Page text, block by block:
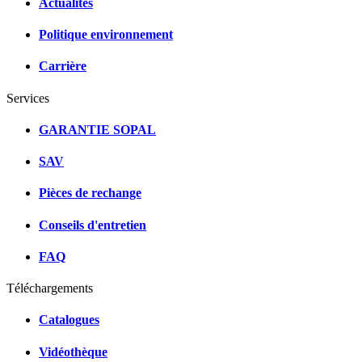
Politique environnement
Carrière
Services
GARANTIE SOPAL
SAV
Pièces de rechange
Conseils d'entretien
FAQ
Téléchargements
Catalogues
Vidéothèque